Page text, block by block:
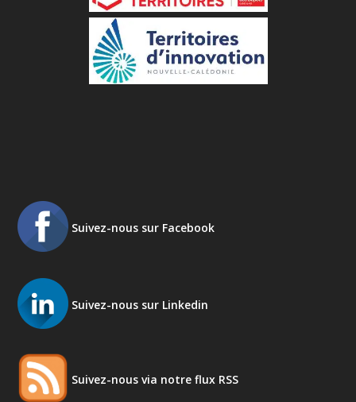
Suivez-nous sur Facebook
Suivez-nous sur Linkedin
Suivez-nous via notre flux RSS